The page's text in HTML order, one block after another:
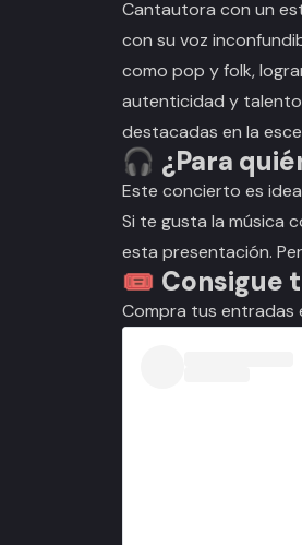
Cantautora con un
con su voz
como pop y folk,
autenticidad y
destacadas en la
🎧 ¿Para
Este concierto es
Si te gusta la música
esta presentación.
🎟️ Consigue
Compra tus entradas